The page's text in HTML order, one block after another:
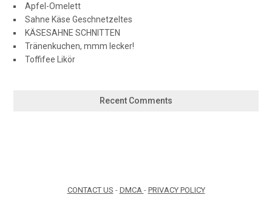
Apfel-Omelett
Sahne Käse Geschnetzeltes
KÄSESAHNE SCHNITTEN
Tränenkuchen, mmm lecker!
Toffifee Likör
Recent Comments
CONTACT US - DMCA - PRIVACY POLICY